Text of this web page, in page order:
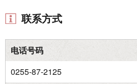
联系方式
电话号码
0255-87-2125